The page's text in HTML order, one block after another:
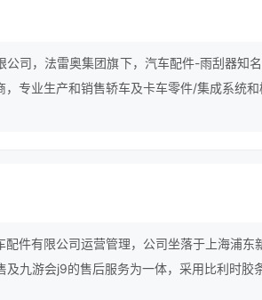
公司，法雷奥集团旗下，汽车配件-雨刮器知
专业生产和销售轿车及卡车零件/集成系统和
配件有限公司运营管理，公司坐落于上海浦东
及九游会j9的售后服务为一体，采用比利时胶